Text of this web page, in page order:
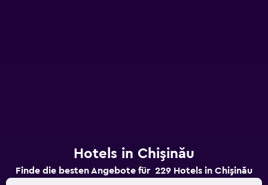
Hotels in Chişinău
Finde die besten Angebote für 229 Hotels in Chişinău